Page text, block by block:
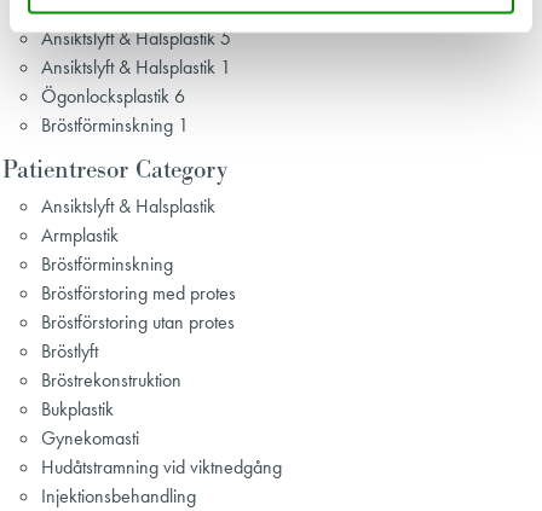
Gynekomasti 3
Ansiktslyft & Halsplastik 5
Ansiktslyft & Halsplastik 1
Ögonlocksplastik 6
Bröstförminskning 1
Patientresor Category
Ansiktslyft & Halsplastik
Armplastik
Bröstförminskning
Bröstförstoring med protes
Bröstförstoring utan protes
Bröstlyft
Bröstrekonstruktion
Bukplastik
Gynekomasti
Hudåtstramning vid viktnedgång
Injektionsbehandling